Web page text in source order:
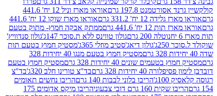
197.8 גרם
אוראו מארז וניל 12 יח' 441.6
12 יח' 331.2 גרם
אוראו מארז שוקו 12 יח' 441.6
12 יח' 441.6 גרם
ממתק אבקה חמוץ- מתוק בטעם
נוטלה 200 גרם
גולון טווינס ללא ת.סוכר 147ג'
גולון סנדוויץ'
250ג'
גולון דיאג'סטיב מוזלי 365ג'
מסטיק חמוץ בטעם תות
מסטיק חמוץ בטעם מנגו 40 יחידות 328
בטעמים שונים 40 יחידות 328 גרם
מסטיק חמוץ בטעם
40 יחידות 328 גרם
בד"צ טורינו חלב 320ג'
בד"צ
הריבו בלוני לבבות 140 גרם
הריבו נחשים תאומים
160 גרם דובי צבעוני
הריבו מיקס אדומים 175